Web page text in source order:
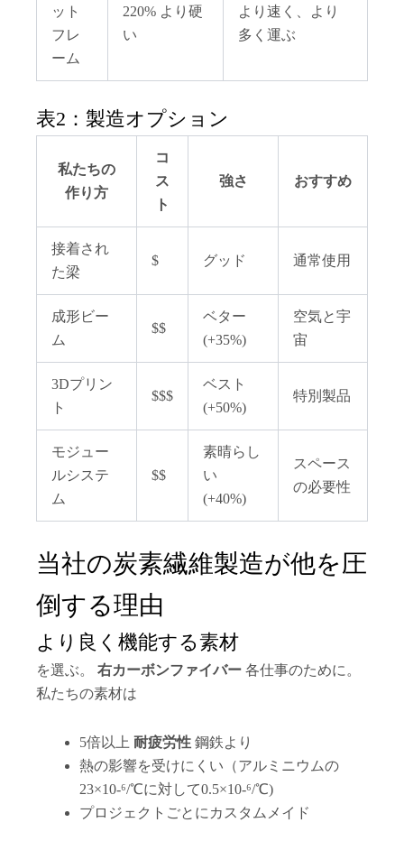
ット
フレ
ーム
220% より硬
い
より速く、より
多く運ぶ
表2：製造オプション
私たちの
作り方
コ
ス
ト
強さ おすすめ
接着され
た梁
$ グッド 通常使用
成形ビー
ム
$$
ベター
(+35%)
空気と宇
宙
3Dプリン
ト
$$$
ベスト
(+50%)
特別製品
モジュー
ルシステ
ム
$$
素晴らし
い
(+40%)
スペース
の必要性
当社の炭素繊維製造が他を圧
倒する理由
より良く機能する素材
を選ぶ。 右カーボンファイバー 各仕事のために。
私たちの素材は
5倍以上 耐疲労性 鋼鉄より
熱の影響を受けにくい（アルミニウムの
23×10-⁶/℃に対して0.5×10-⁶/℃)
プロジェクトごとにカスタムメイド